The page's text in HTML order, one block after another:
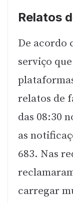
Relatos
De acordo
serviço
relatos de
das 08:30
as
683. Nas
carregar